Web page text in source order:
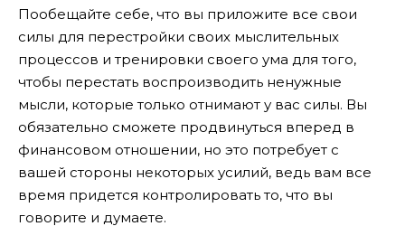
Пообещайте себе, что вы приложите все свои
силы для перестройки своих мыслительных
процессов и тренировки своего ума для того,
чтобы перестать воспроизводить ненужные
мысли, которые только отнимают у вас силы. Вы
обязательно сможете продвинуться вперед в
финансовом отношении, но это потребует с
вашей стороны некоторых усилий, ведь вам все
время придется контролировать то, что вы
говорите и думаете.